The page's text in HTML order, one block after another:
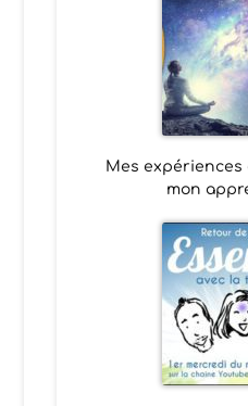
Mes expériences
mon